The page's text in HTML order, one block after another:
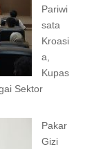
Pariwi
sata
Kroasi
a,
Kupas
Sektor
Pakar
Gizi